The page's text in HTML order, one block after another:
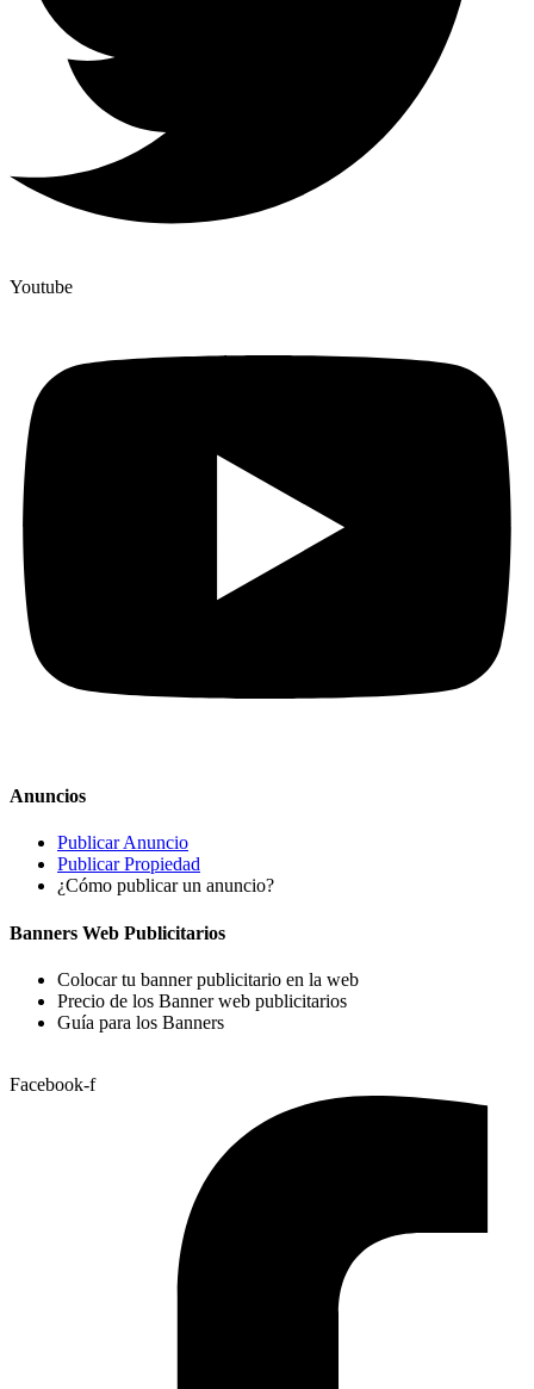
Youtube
Anuncios
Publicar Anuncio
Publicar Propiedad
¿Cómo publicar un anuncio?
Banners Web Publicitarios
Colocar tu banner publicitario en la web
Precio de los Banner web publicitarios
Guía para los Banners
Facebook-f